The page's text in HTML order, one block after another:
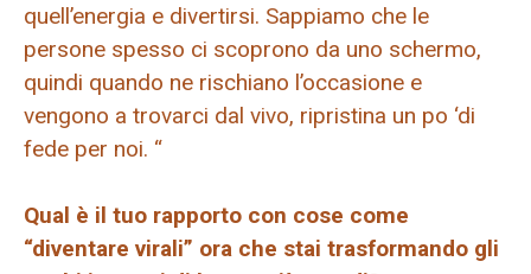
quell’energia e divertirsi. Sappiamo che le
persone spesso ci scoprono da uno schermo,
quindi quando ne rischiano l’occasione e
vengono a trovarci dal vivo, ripristina un po ‘di
fede per noi. “
Qual è il tuo rapporto con cose come
“diventare virali” ora che stai trasformando gli